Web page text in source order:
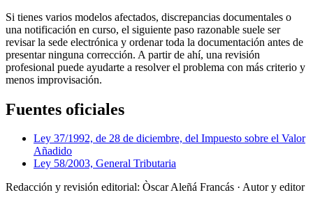
Si tienes varios modelos afectados, discrepancias documentales o
una notificación en curso, el siguiente paso razonable suele ser
revisar la sede electrónica y ordenar toda la documentación antes de
presentar ninguna corrección. A partir de ahí, una revisión
profesional puede ayudarte a resolver el problema con más criterio y
menos improvisación.
Fuentes oficiales
Ley 37/1992, de 28 de diciembre, del Impuesto sobre el Valor
Añadido
Ley 58/2003, General Tributaria
Redacción y revisión editorial: Òscar Aleñá Francás · Autor y editor